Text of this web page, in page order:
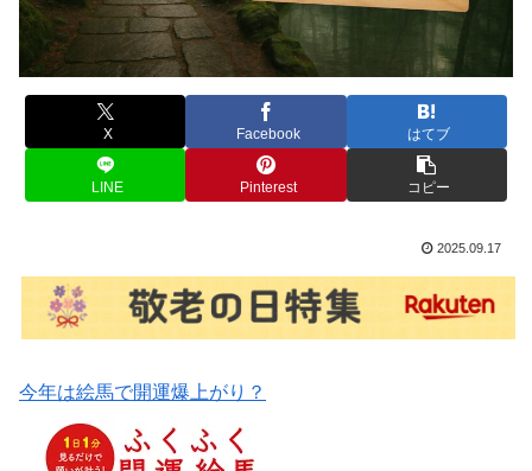
X Facebook はてブ
LINE Pinterest コピー
2025.09.17
今年は絵馬で開運爆上がり？